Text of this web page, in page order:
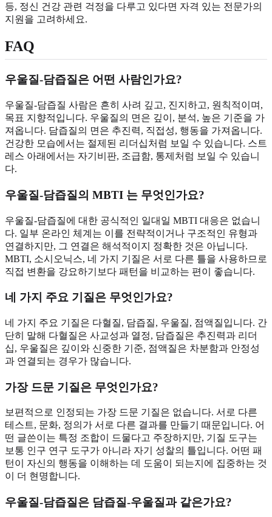
등, 정신 건강 관련 걱정을 다루고 있다면 자격 있는 전문가의
지원을 고려하세요.
FAQ
우울질-담즙질은 어떤 사람인가요?
우울질-담즙질 사람은 흔히 사려 깊고, 진지하고, 원칙적이며,
목표 지향적입니다. 우울질의 면은 깊이, 분석, 높은 기준을 가
져옵니다. 담즙질의 면은 추진력, 직접성, 행동을 가져옵니다.
건강한 모습에서는 절제된 리더십처럼 보일 수 있습니다. 스트
레스 아래에서는 자기비판, 조급함, 통제처럼 보일 수 있습니
다.
우울질-담즙질의 MBTI 는 무엇인가요?
우울질-담즙질에 대한 공식적인 일대일 MBTI 대응은 없습니
다. 일부 온라인 체계는 이를 전략적이거나 구조적인 유형과
연결하지만, 그 연결은 해석적이지 정확한 것은 아닙니다.
MBTI, 소시오닉스, 네 가지 기질은 서로 다른 틀을 사용하므로
직접 변환을 강요하기보다 패턴을 비교하는 편이 좋습니다.
네 가지 주요 기질은 무엇인가요?
네 가지 주요 기질은 다혈질, 담즙질, 우울질, 점액질입니다. 간
단히 말해 다혈질은 사교성과 열정, 담즙질은 추진력과 리더
십, 우울질은 깊이와 신중한 기준, 점액질은 차분함과 안정성
과 연결되는 경우가 많습니다.
가장 드문 기질은 무엇인가요?
보편적으로 인정되는 가장 드문 기질은 없습니다. 서로 다른
테스트, 문화, 정의가 서로 다른 결과를 만들기 때문입니다. 어
떤 글쓴이는 특정 조합이 드물다고 주장하지만, 기질 도구는
보통 인구 연구 도구가 아니라 자기 성찰의 틀입니다. 어떤 패
턴이 자신의 행동을 이해하는 데 도움이 되는지에 집중하는 것
이 더 현명합니다.
우울질-담즙질은 담즙질-우울질과 같은가요?